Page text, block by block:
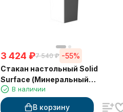
3 424 ₽7 540 ₽ -55%
Стакан настольный Solid
Surface (Минеральный
композитный материал) Sonia
154289
В наличии
В корзину